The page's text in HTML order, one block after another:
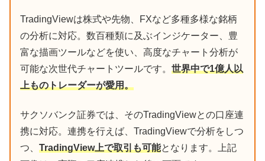
TradingViewは株式や先物、FXなど多種多様な銘柄
の分析に対応。数百種類に及ぶインジケーター、豊
富な描画ツールなどを使い、高度なチャート分析が
可能な次世代チャートツールです。 世界中で1億人以
上ものトレーダーが愛用。
サクソバンク証券では、そのTradingViewとの口座連
携に対応。連携を行えば、TradingViewで分析をしつ
つ、 TradingView上で取引も可能となります。上記